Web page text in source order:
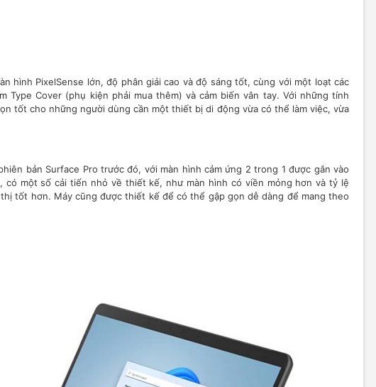
hình PixelSense lớn, độ phân giải cao và độ sáng tốt, cùng với một loạt các
Type Cover (phụ kiện phải mua thêm) và cảm biến vân tay. Với những tính
tốt cho những người dùng cần một thiết bị di động vừa có thể làm việc, vừa
bản Surface Pro trước đó, với màn hình cảm ứng 2 trong 1 được gắn vào
có một số cải tiến nhỏ về thiết kế, như màn hình có viền mỏng hơn và tỷ lệ
tốt hơn. Máy cũng được thiết kế để có thể gập gọn dễ dàng để mang theo